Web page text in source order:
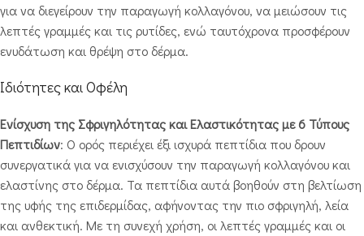
για να διεγείρουν την παραγωγή κολλαγόνου, να μειώσουν τις
λεπτές γραμμές και τις ρυτίδες, ενώ ταυτόχρονα προσφέρουν
ενυδάτωση και θρέψη στο δέρμα.
Ιδιότητες και Οφέλη
Ενίσχυση της Σφριγηλότητας και Ελαστικότητας με 6 Τύπους
Πεπτιδίων: Ο ορός περιέχει έξι ισχυρά πεπτίδια που δρουν
συνεργατικά για να ενισχύσουν την παραγωγή κολλαγόνου και
ελαστίνης στο δέρμα. Τα πεπτίδια αυτά βοηθούν στη βελτίωση
της υφής της επιδερμίδας, αφήνοντας την πιο σφριγηλή, λεία
και ανθεκτική. Με τη συνεχή χρήση, οι λεπτές γραμμές και οι